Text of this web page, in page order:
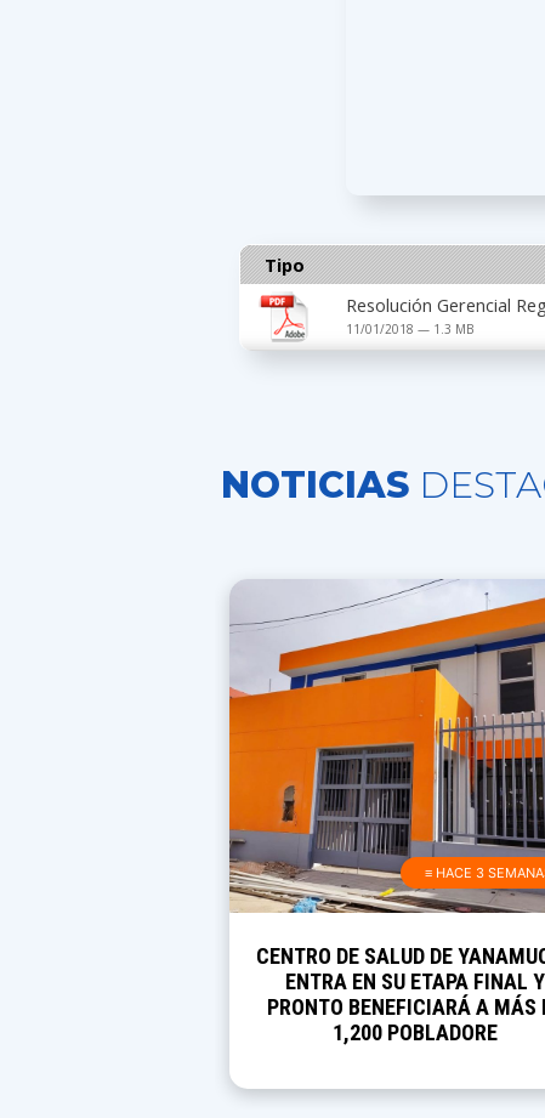
Tipo
Resolución Gerencial
11/01/2018 — 1.3 MB
NOTICIAS
≡ HACE 3
CENTRO DE SALUD DE
ENTRA EN SU ETAPA FINAL Y
PRONTO BENEFICIARÁ A MÁS
1,200 POBLADORE